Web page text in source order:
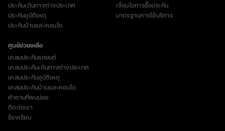
ประกันเดินทางต่างประเทศ
ประกันอุบัติเหตุ
ประกันบ้านและคอนโด
เงื่อนไขการซื้อประกัน
มาตรฐานการใช้บริการ
ศูนย์ช่วยเหลือ
เคลมประกันรถยนต์
เคลมประกันเดินทางต่างประเทศ
เคลมประกันอุบัติเหตุ
เคลมประกันบ้านและคอนโด
คำถามที่พบบ่อย
ติดต่อเรา
ร้องเรียน